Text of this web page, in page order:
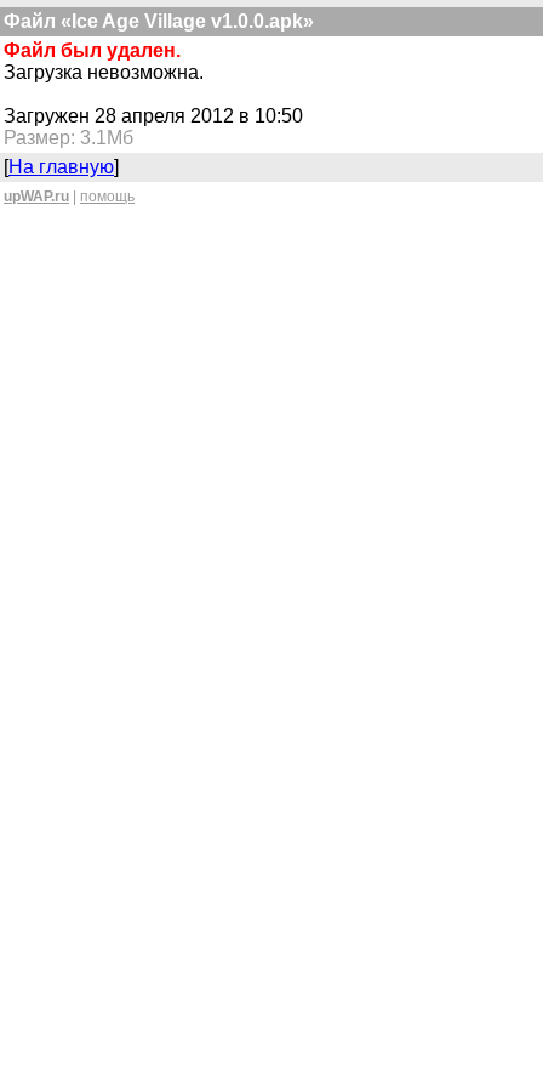
Файл «Ice Age Village v1.0.0.apk»
Файл был удален.
Загрузка невозможна.
Загружен 28 апреля 2012 в 10:50
Размер: 3.1Мб
[На главную]
upWAP.ru помощь